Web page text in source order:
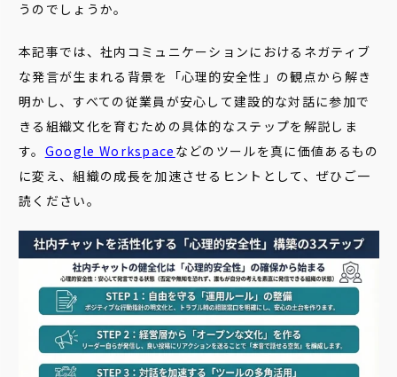
うのでしょうか。
本記事では、社内コミュニケーションにおけるネガティブ
な発言が生まれる背景を「心理的安全性」の観点から解き
明かし、すべての従業員が安心して建設的な対話に参加で
きる組織文化を育むための具体的なステップを解説しま
す。 Google Workspace などのツールを真に価値あるもの
に変え、組織の成長を加速させるヒントとして、ぜひご一
読ください。